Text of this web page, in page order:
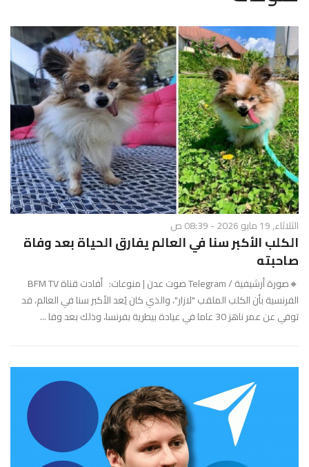
N
a
v
i
g
a
t
i
o
n
الثلاثاء, 19 مايو 2026 - 08:39 ص
الكلب الأكبر سنا في العالم يفارق الحياة بعد وفاة
صاحبته
🔸صورة أرشيفية / Telegram صوت عدن | منوعات: أفادت قناة BFM TV
الفرنسية بأن الكلب الملقب "لازار"، والذي كان يُعد الأكبر سنا في العالم، قد
توفي عن عمر ناهز 30 عاما في عيادة بيطرية بفرنسا، وذلك بعد وفا ...